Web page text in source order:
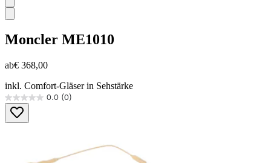
Moncler ME1010
ab€ 368,00
inkl. Comfort-Gläser in Sehstärke
0.0 (0)
0.0
von
5